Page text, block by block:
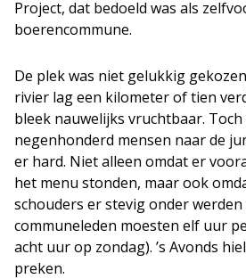
Project, dat bedoeld was als
boerencommune.
De plek was niet gelukkig
rivier lag een kilometer of tien
bleek nauwelijks vruchtbaar.
negenhonderd mensen naar de
er hard. Niet alleen omdat er
het menu stonden, maar ook
schouders er stevig onder werden
communeleden moesten elf uur
acht uur op zondag). ’s Avonds
preken.